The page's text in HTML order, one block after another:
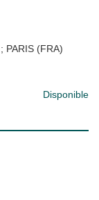
; PARIS (FRA)
Disponible